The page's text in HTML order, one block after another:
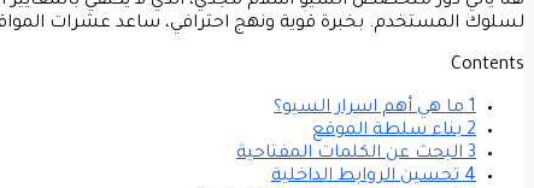
لسلوك المستخدم. بخبرة قوية ونهج احترافي، ساعد عشرات
Contents
1 ما هي أهم اسرار السيو​؟
2 بناء سلطة الموقع
3 البحث عن الكلمات المفتاحية
4 تحسين الروابط الداخلية